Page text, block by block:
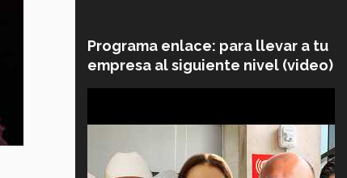
Programa enlace: para llevar a tu
empresa al siguiente nivel (video)